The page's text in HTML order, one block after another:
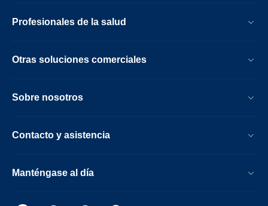
Profesionales de la salud
Otras soluciones comerciales
Sobre nosotros
Contacto y asistencia
Manténgase al día